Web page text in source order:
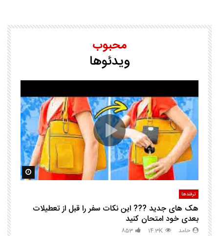
محبوب
ویدئوها
مشاهده
ترفندها
هک های جدید ??️? این نکات سفر را قبل از تعطیلات
بعدی خود امتحان کنید
حامد 14.3K
853
مشاهده بعدا